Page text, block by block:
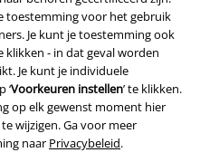
toestemming voor het gebruik
Je kunt je toestemming ook
klikken - in dat geval worden
Je kunt je individuele
‘Voorkeuren instellen’ te klikken.
op elk gewenst moment hier
wijzigen. Ga voor meer
naar Privacybeleid.